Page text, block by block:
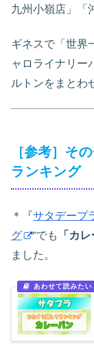
九州小嶺店」「
ギネスで「世界
ャロライナリー
ルトンをまとわ
［参考］そ
ランキング
＊『サタデープ
グ
”でも 「カ
ました。